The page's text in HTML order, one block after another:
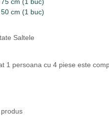
cm (1 buc)
Saltele
1 persoana cu 4 piese este